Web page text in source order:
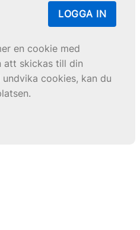
LOGGA IN
en cookie med
att skickas till din
cookies, kan du